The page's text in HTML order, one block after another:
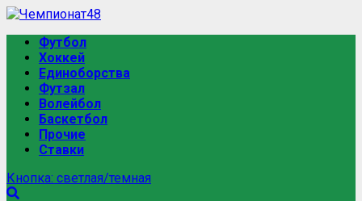
Футбол
Хоккей
Единоборства
Футзал
Волейбол
Баскетбол
Прочие
Ставки
Кнопка: светлая/темная